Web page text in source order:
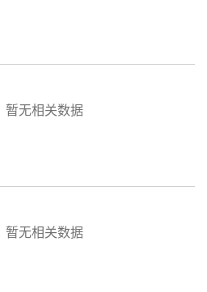
暂无相关数据
暂无相关数据